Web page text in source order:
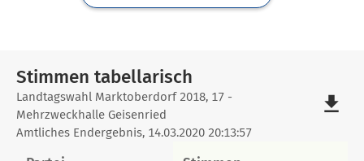
Stimmen tabellarisch
Stimmen
tabellarisch
Landtagswahl Marktoberdorf 2018, 17 -
Mehrzweckhalle Geisenried
Amtliches Endergebnis, 14.03.2020 20:13:57
file_download